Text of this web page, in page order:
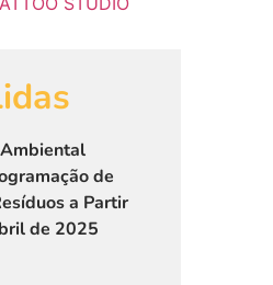
de
a Partir
de 2025